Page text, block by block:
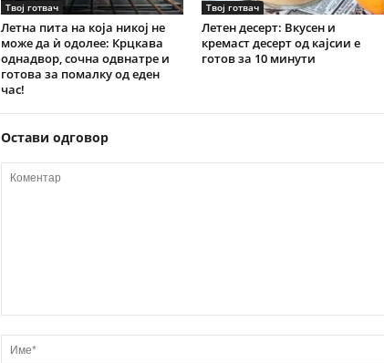
Твој готвач
Летна пита на која никој не
може да ѝ одолее: Крцкава
однадвор, сочна одвнатре и
готова за помалку од еден
час!
Твој готвач
Летен десерт: Вкусен и
кремаст десерт од кајсии е
готов за 10 минути
Остави одговор